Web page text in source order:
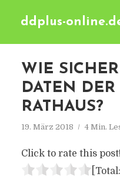
ddplus-
WIE
DATEN
RATHAUS?
19. März 2018 4 Min.
Click to rate this post!
[Total: